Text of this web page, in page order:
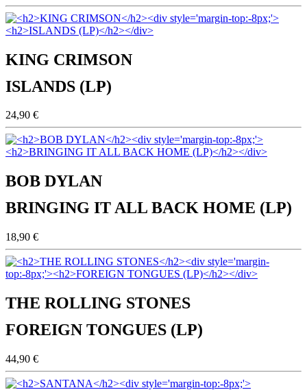
KING CRIMSON
ISLANDS (LP)
24,90 €
BOB DYLAN
BRINGING IT ALL BACK HOME (LP)
18,90 €
THE ROLLING STONES
FOREIGN TONGUES (LP)
44,90 €